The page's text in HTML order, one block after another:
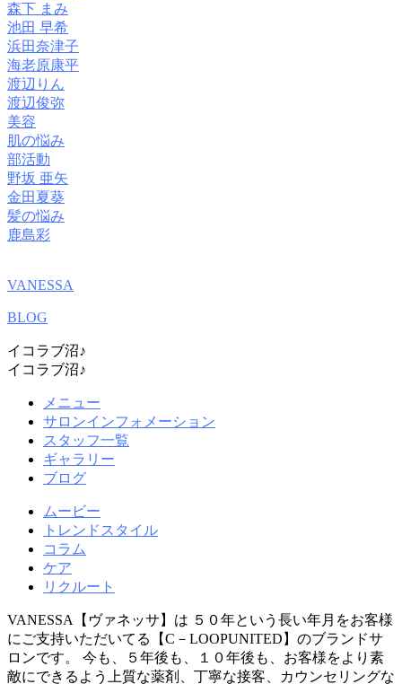
森下 まみ
池田 早希
浜田奈津子
海老原康平
渡辺りん
渡辺俊弥
美容
肌の悩み
部活動
野坂 亜矢
金田夏葵
髪の悩み
鹿島彩
VANESSA
BLOG
イコラブ沼♪
イコラブ沼♪
メニュー
サロンインフォメーション
スタッフ一覧
ギャラリー
ブログ
ムービー
トレンドスタイル
コラム
ケア
リクルート
VANESSA【ヴァネッサ】は ５０年という長い年月をお客様
にご支持いただいてる【C－LOOPUNITED】のブランドサ
ロンです。 今も、５年後も、１０年後も、お客様をより素
敵にできるよう上質な薬剤、丁寧な接客、カウンセリングな